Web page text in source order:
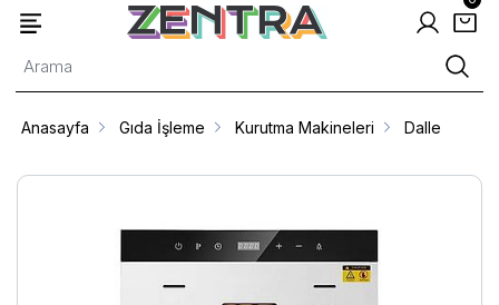
Anasayfa Gıda İşleme Kurutma Makineleri Dalle